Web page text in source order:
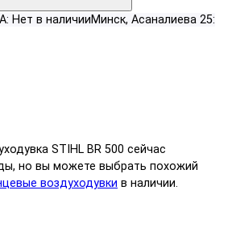
Нет в наличииМинск, Асаналиева 25:
STIHL BR 500 сейчас
но вы можете выбрать похожий
воздуходувки в наличии.